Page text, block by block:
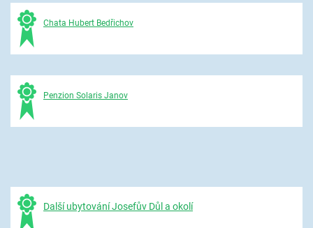
Chata Hubert Bedřichov
Penzion Solaris Janov
Další ubytování Josefův Důl a okolí